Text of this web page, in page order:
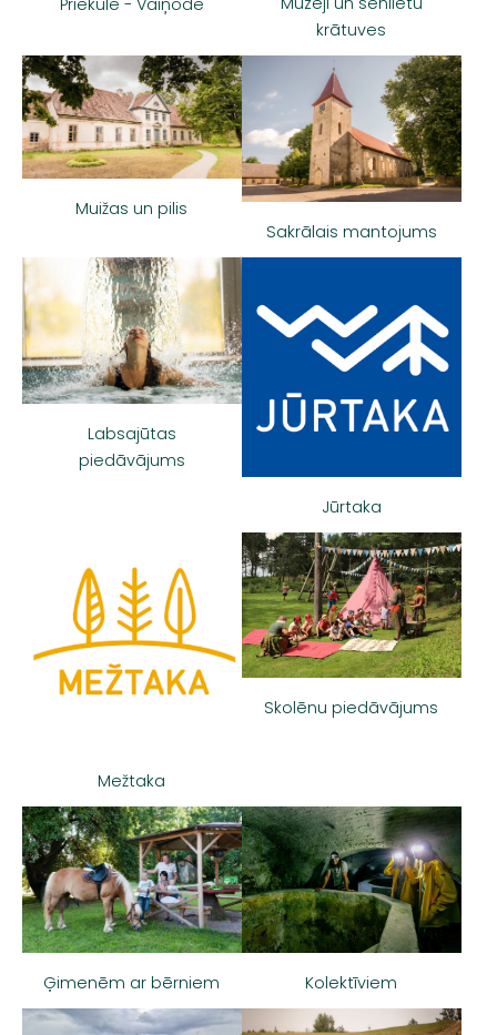
krātuves
Muižas un pilis
Sakrālais mantojums
Labsajūtas
piedāvājums
Jūrtaka
Mežtaka
Skolēnu piedāvājums
Ģimenēm ar bērniem Kolektīviem